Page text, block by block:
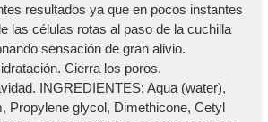
resultados ya que en pocos instantes
las células rotas al paso de la cuchilla
sensación de gran alivio.
Cierra los poros.
INGREDIENTES: Aqua (water),
Propylene glycol, Dimethicone, Cetyl